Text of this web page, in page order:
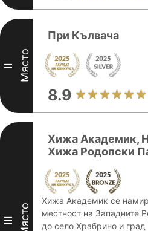
II Място
При Кълвача
8.9
III Място
Хижа Академик,
Хижа Родопски
Хижа Академик се
местност на Западните
до село Храбрино и